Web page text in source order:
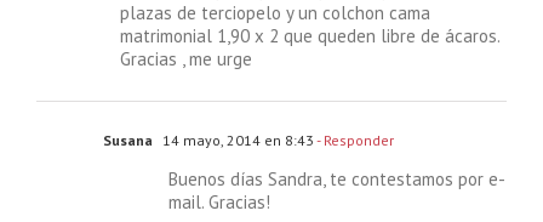
plazas de terciopelo y un colchon cama
matrimonial 1,90 x 2 que queden libre de ácaros.
Gracias , me urge
Susana 14 mayo, 2014 en 8:43 - Responder
Buenos días Sandra, te contestamos por e-
mail. Gracias!